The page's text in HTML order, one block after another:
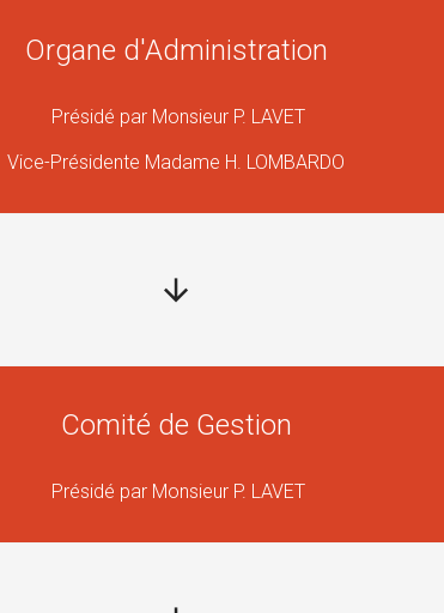
Organe d'Administration
Présidé par Monsieur P. LAVET
Vice-Présidente Madame H. LOMBARDO
Comité de Gestion
Présidé par Monsieur P. LAVET